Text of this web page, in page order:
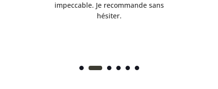
impeccable. Je recommande sans
hésiter.